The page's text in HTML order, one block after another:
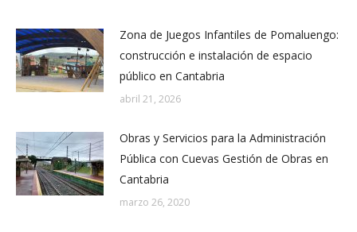
Zona de Juegos Infantiles de Pomaluengo:
construcción e instalación de espacio
público en Cantabria
abril 21, 2026
Obras y Servicios para la Administración
Pública con Cuevas Gestión de Obras en
Cantabria
marzo 26, 2020